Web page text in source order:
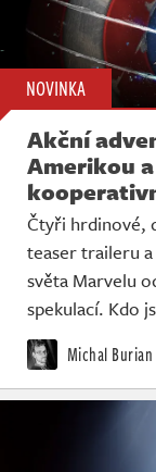
NOVINKA
Akční
Amerikou
Čtyři hrdinové,
teaser traileru
světa Marvelu
spekulací. Kdo
Michal Burian